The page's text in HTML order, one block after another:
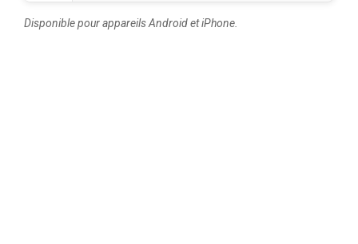
Disponible pour appareils Android et iPhone.